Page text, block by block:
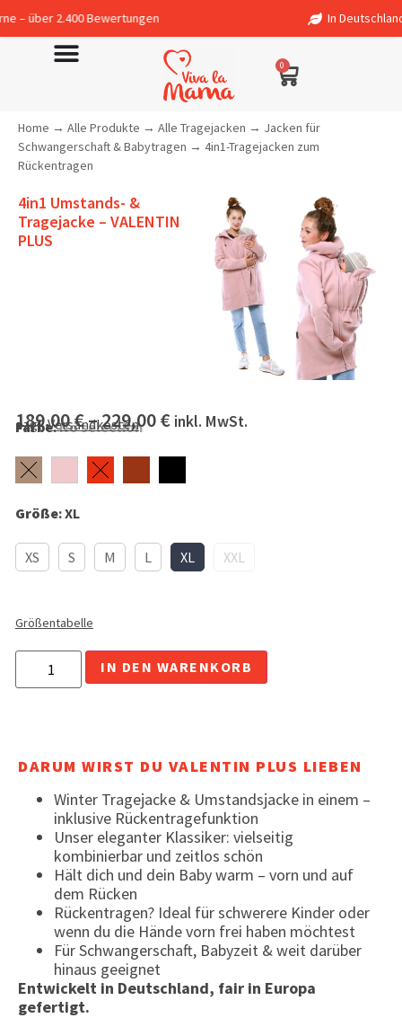
Bewertungen In Deutschland
0
Home → Alle Produkte → Alle Tragejacken → Jacken für
Schwangerschaft & Babytragen → 4in1-Tragejacken zum
Rückentragen
4in1 Umstands- &
Tragejacke – VALENTIN
PLUS
189,00€–229,00€ inkl. MwSt.
zzgl.Versandkosten
Größe:XL
XS S M L XL XXL
Größentabelle
Farbe:No selection
IN DEN WARENKORB
DARUM WIRST DU VALENTIN PLUS LIEBEN
Winter Tragejacke & Umstandsjacke in einem –
inklusive Rückentragefunktion
Unser eleganter Klassiker: vielseitig
kombinierbar und zeitlos schön
Hält dich und dein Baby warm – vorn und auf
dem Rücken
Rückentragen? Ideal für schwerere Kinder oder
wenn du die Hände vorn frei haben möchtest
Für Schwangerschaft, Babyzeit & weit darüber
hinaus geeignet
Entwickelt in Deutschland, fair in Europa
gefertigt.